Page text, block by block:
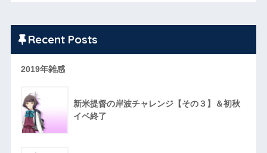
Recent Posts
2019年雑感
新米提督の岸波チャレンジ【その３】＆初秋
イベ終了